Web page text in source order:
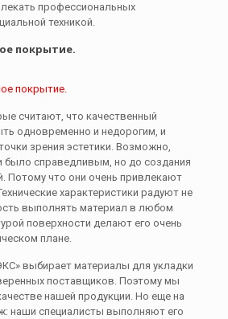
профессиональных
техникой.
покрытие.
считают, что качественный
одновременно и недорогим, и
зрения эстетики. Возможно,
было справедливым, но до создания
Потому что они очень привлекают
характеристики радуют не
выполнять материал в любом
поверхности делают его очень
плане.
выбирает материалы для укладки
поставщиков. Поэтому мы
нашей продукции. Но еще на
наши специалисты выполняют его